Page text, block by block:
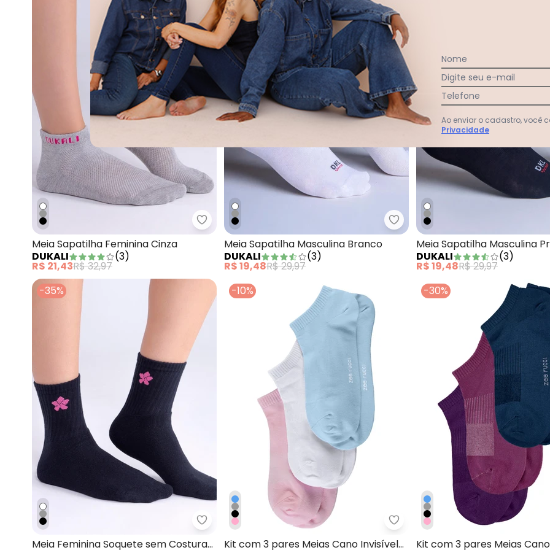
Dukali - Meia Sapatilha Feminina Cinza
Meia Sapatilha Feminina Cinza
DUKALI
(3)
R$ 21,43R$ 32,97
Dukali - Meia Sapatilha
Meia Sapatilha Masculina Branco
DUKALI
(3)
R$ 19,48R$ 29,97
Meia Sapatilha Masculina
DUKALI
(3)
R$ 19,48R$ 29,97
-35%
Dukali - Meia Feminina Soquete sem Costura Preto
Meia Feminina Soquete sem Costura
-10%
Zee Rucci - Kit com 3 pares
Kit com 3 pares Meias Cano Invisível
-30%
Kit com 3 pares Meias
Nome
Digite seu e-mail
Telefone
Ao enviar o cadastro, você
Privacidade